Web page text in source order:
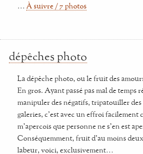
… À suivre / 7 photos
dépêches photo
La dépêche photo, ou le fruit des
En gros. Ayant passé pas mal de temps
manipuler des négatifs, tripatouiller des
galeries, c'est avec un effroi facilement
m'apercois que personne ne s'en est
Conséquemment, fruit d'au moins
labeur, voici, exclusivement…